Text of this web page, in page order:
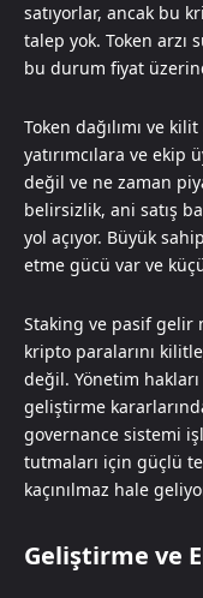
satıyorlar, ancak bu
talep yok. Token arzı
bu durum fiyat
Token dağılımı ve
yatırımcılara ve
değil ve ne zaman
belirsizlik, ani satış
yol açıyor. Büyük
etme gücü var ve
Staking ve pasif gelir
kripto paralarını
değil. Yönetim
geliştirme
governance sistemi
tutmaları için güçlü
kaçınılmaz hale
Geliştirme ve